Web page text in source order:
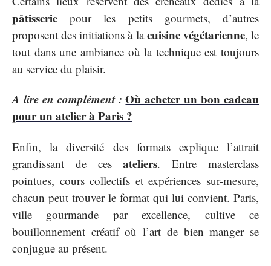
pâtisserie pour les petits gourmets, d’autres
proposent des initiations à lacuisine végétarienne, le
tout dans une ambiance où la technique est toujours
au service du plaisir.
A lire en complément : Où acheter un bon cadeau
pour un atelier à Paris ?
Enfin, la diversité des formats explique l’attrait
grandissant de cesateliers. Entre masterclass
pointues, cours collectifs et expériences sur-mesure,
chacun peut trouver le format qui lui convient. Paris,
ville gourmande par excellence, cultive ce
bouillonnement créatif où l’art de bien manger se
conjugue au présent.